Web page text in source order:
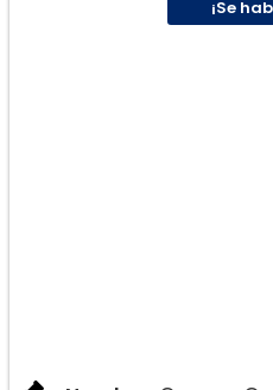
¡Se